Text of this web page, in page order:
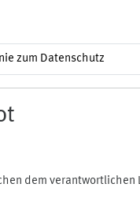
zum Datenschutz
dem verantwortlichen